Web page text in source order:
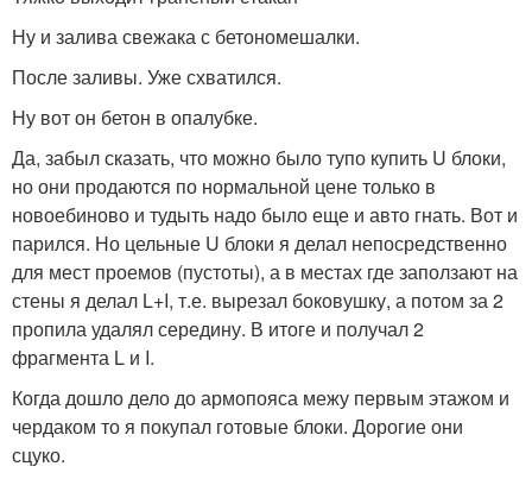
Ну и залива свежака с бетономешалки.
После заливы. Уже схватился.
Ну вот он бетон в опалубке.
Да, забыл сказать, что можно было тупо купить U блоки,
но они продаются по нормальной цене только в
новоебиново и тудыть надо было еще и авто гнать. Вот и
парился. Но цельные U блоки я делал непосредственно
для мест проемов (пустоты), а в местах где заползают на
стены я делал L+I, т.е. вырезал боковушку, а потом за 2
пропила удалял середину. В итоге и получал 2
фрагмента L и I.
Когда дошло дело до армопояса межу первым этажом и
чердаком то я покупал готовые блоки. Дорогие они
сцуко.